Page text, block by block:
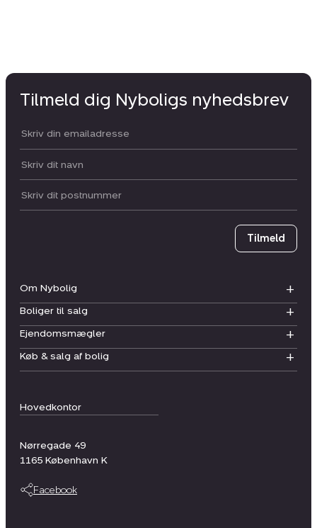
Hovedkontor
Nørregade 49
1165 København K
Facebook
Om Nybolig
Boliger til salg
Ejendomsmægler
Køb & salg af bolig
Tilmeld dig Nyboligs nyhedsbrev
Din email:
Dit navn:
Postnummer
Tilmeld